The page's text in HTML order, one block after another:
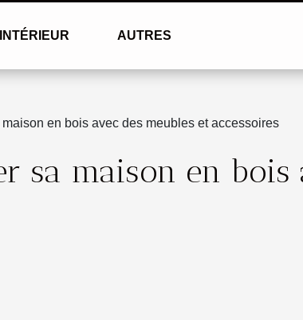
INTÉRIEUR AUTRES
en bois avec des meubles et accessoires
sa maison en bois